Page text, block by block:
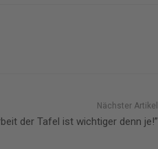
Nächster Artikel
der Tafel ist wichtiger denn je!”